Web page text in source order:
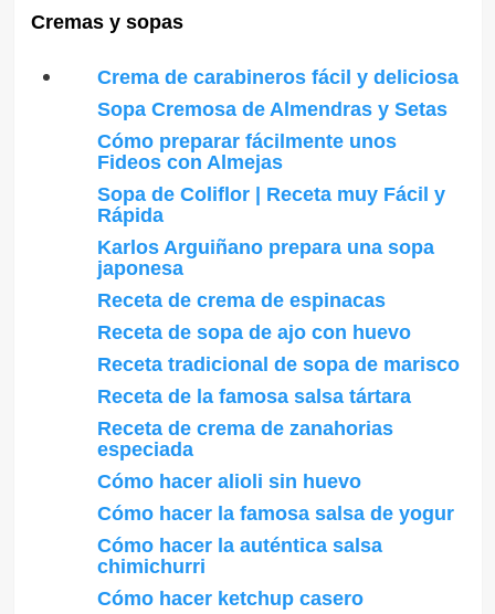
Cremas y sopas
Crema de carabineros fácil y deliciosa
Sopa Cremosa de Almendras y Setas
Cómo preparar fácilmente unos
Fideos con Almejas
Sopa de Coliflor | Receta muy Fácil y
Rápida
Karlos Arguiñano prepara una sopa
japonesa
Receta de crema de espinacas
Receta de sopa de ajo con huevo
Receta tradicional de sopa de marisco
Receta de la famosa salsa tártara
Receta de crema de zanahorias
especiada
Cómo hacer alioli sin huevo
Cómo hacer la famosa salsa de yogur
Cómo hacer la auténtica salsa
chimichurri
Cómo hacer ketchup casero